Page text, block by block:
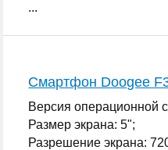
...
Смартфон Doogee
Версия операционной
Размер экрана: 5";
Разрешение экрана: